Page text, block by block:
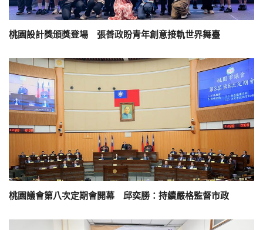
桃園設計獎頒獎登場 張善政盼青年創意接軌世界舞臺
桃園議會第八次定期會開幕 邱奕勝：持續嚴格監督市政